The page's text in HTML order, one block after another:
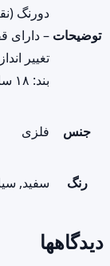
توضیحات
دورنگ
– دارای
بند: ۱۸ سانتی‌متر – کیفیت مطلوب و قابلیت نصب آسان
جنس فلزی
رنگ سفید,
دیدگاهها